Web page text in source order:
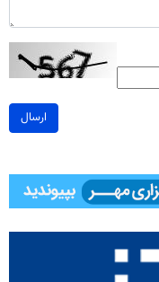
ارسال